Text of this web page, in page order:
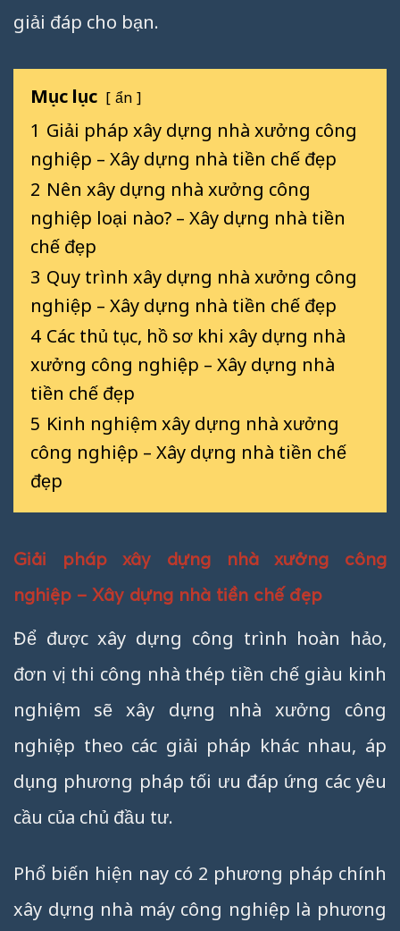
giải đáp cho bạn.
Mục lục ẩn
1 Giải pháp xây dựng nhà xưởng công
nghiệp – Xây dựng nhà tiền chế đẹp
2 Nên xây dựng nhà xưởng công
nghiệp loại nào? – Xây dựng nhà tiền
chế đẹp
3 Quy trình xây dựng nhà xưởng công
nghiệp – Xây dựng nhà tiền chế đẹp
4 Các thủ tục, hồ sơ khi xây dựng nhà
xưởng công nghiệp – Xây dựng nhà
tiền chế đẹp
5 Kinh nghiệm xây dựng nhà xưởng
công nghiệp – Xây dựng nhà tiền chế
đẹp
Giải pháp xây dựng nhà xưởng công
nghiệp – Xây dựng nhà tiền chế đẹp
Để được xây dựng công trình hoàn hảo,
đơn vị thi công nhà thép tiền chế giàu kinh
nghiệm sẽ xây dựng nhà xưởng công
nghiệp theo các giải pháp khác nhau, áp
dụng phương pháp tối ưu đáp ứng các yêu
cầu của chủ đầu tư.
Phổ biến hiện nay có 2 phương pháp chính
xây dựng nhà máy công nghiệp là phương